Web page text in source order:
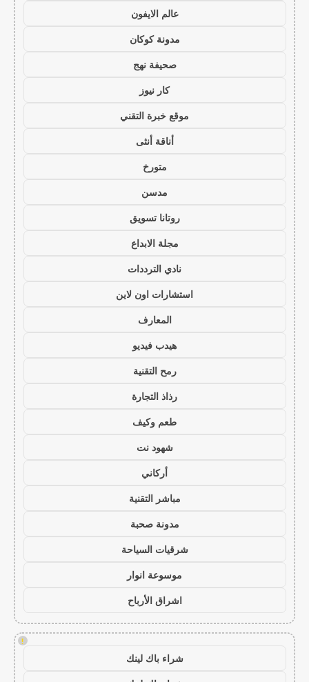
عالم الايفون
مدونة كوكان
صحيفة نهج
كار نيوز
موقع خبرة التقني
أناقة أنثى
متورخ
مدسن
روتانا تسويق
مجلة الابداع
نادي الترددات
استشارات اون لاين
المعارف
هيدب فيديو
رمح التقنية
رذاذ التجارة
طعم وكيف
شهود نت
أركاني
مباشر التقنية
مدونة صحبة
شرقيات السياحة
موسوعة انوار
اشراق الأرباح
!
شراء باك لينك